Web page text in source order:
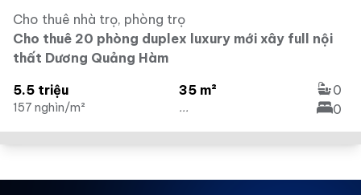
Cho thuê nhà trọ, phòng trọ
Cho thuê 20 phòng duplex luxury mới xây full nội
thất Dương Quảng Hàm
5.5 triệu
157 nghìn/m²
35 m²
...
0
0